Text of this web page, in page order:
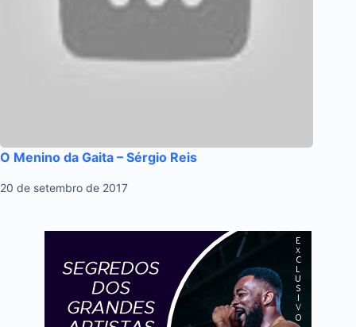
O Menino da Gaita – Sérgio Reis
20 de setembro de 2017